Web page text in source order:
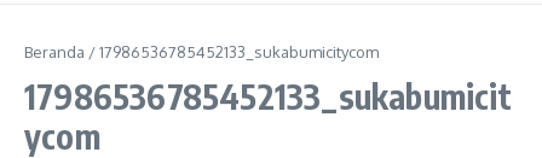
Beranda /17986536785452133_sukabumicitycom
17986536785452133_sukabumicit
ycom